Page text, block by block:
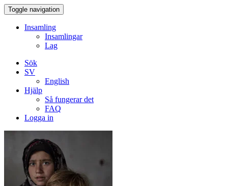
Toggle navigation
Insamling
Insamlingar
Lag
Sök
SV
English
Hjälp
Så fungerar det
FAQ
Logga in